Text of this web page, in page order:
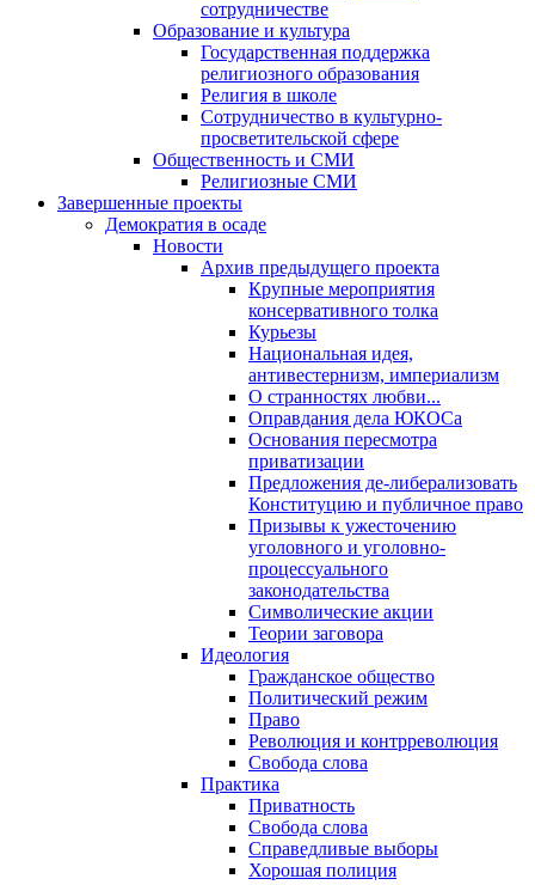
сотрудничестве
Образование и культура
Государственная поддержка
религиозного образования
Религия в школе
Сотрудничество в культурно-
просветительской сфере
Общественность и СМИ
Религиозные СМИ
Завершенные проекты
Демократия в осаде
Новости
Архив предыдущего проекта
Крупные мероприятия
консервативного толка
Курьезы
Национальная идея,
антивестернизм, империализм
О странностях любви...
Оправдания дела ЮКОСа
Основания пересмотра
приватизации
Предложения де-либерализовать
Конституцию и публичное право
Призывы к ужесточению
уголовного и уголовно-
процессуального
законодательства
Символические акции
Теории заговора
Идеология
Гражданское общество
Политический режим
Право
Революция и контрреволюция
Свобода слова
Практика
Приватность
Свобода слова
Справедливые выборы
Хорошая полиция